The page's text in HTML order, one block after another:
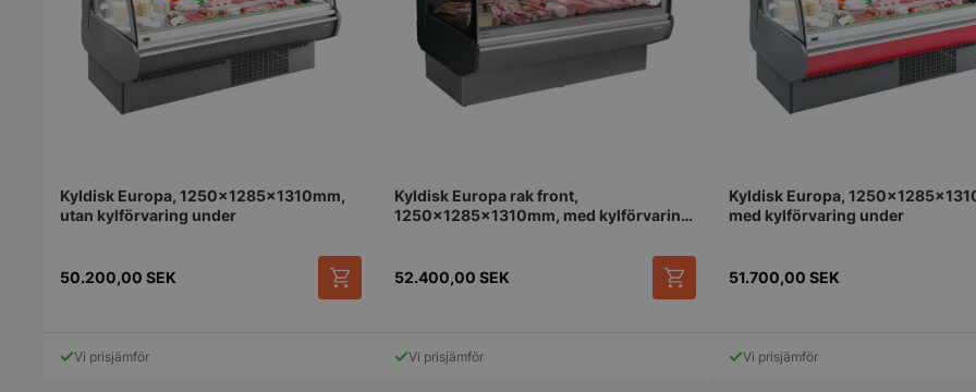
Kyldisk Europa, 1250x1285x1310mm,
utan kylförvaring under
50.200,00 SEK
Vi prisjämför
Kyldisk Europa rak front,
1250x1285x1310mm, med kylförvaring
52.400,00 SEK
Vi prisjämför
Kyldisk Europa,
med kylförvaring under
51.700,00 SEK
Vi prisjämför
pys_start_session
.storkoksbutiken.se Session
Denna
upprätthålla
session
navigerar
till att alla val
__lc_cst
On Direct Business
Services Limited
.accounts.livechatinc.com
1 år 1
månad
Nödvändigt
hos
{32}
storkoksbutiken.se
Används för
användare
woocommerce_items_in_cart
Automattic Inc.